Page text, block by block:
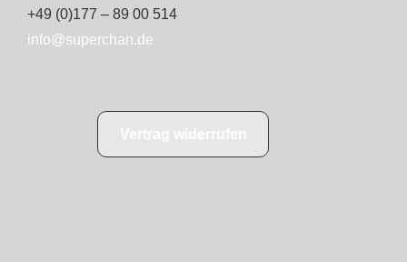
+49 (0)177 – 89 00 514
info@superchan.de